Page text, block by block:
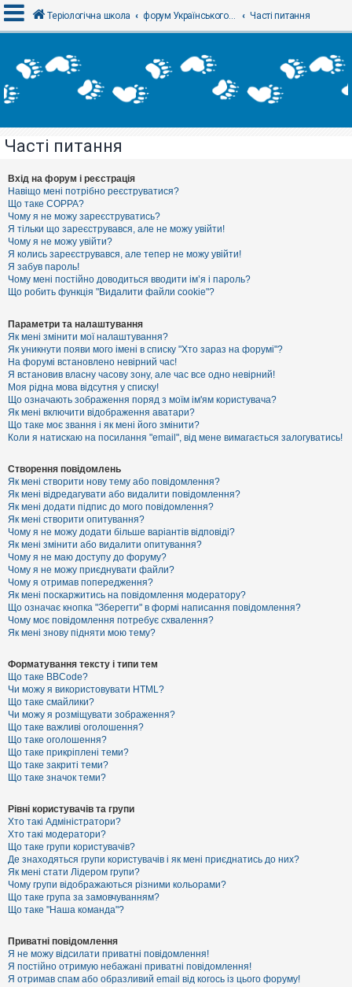
х
і
Р
є
с
т
р
а
ц
і
я
Т
м
и
б
е
з
в
і
д
п
о
в
і
е
й
А
к
т
и
в
н
і
т
е
м
и
П
о
ш
у
к
Д
о
п
о
г
а
Теріологічна школа форум Українського теріологічного товариства Часті питання
Часті питання
Вхід на форум і реєстрація
Навіщо мені потрібно реєструватися?
Що таке COPPA?
Чому я не можу зареєструватись?
Я тільки що зареєструвався, але не можу увійти!
Чому я не можу увійти?
Я колись зареєструвався, але тепер не можу увійти!
Я забув пароль!
Чому мені постійно доводиться вводити ім’я і пароль?
Що робить функція "Видалити файли cookie"?
Параметри та налаштування
Як мені змінити мої налаштування?
Як уникнути появи мого імені в списку "Хто зараз на форумі"?
На форумі встановлено невірний час!
Я встановив власну часову зону, але час все одно невірний!
Моя рідна мова відсутня у списку!
Що означають зображення поряд з моїм ім'ям користувача?
Як мені включити відображення аватари?
Що таке моє звання і як мені його змінити?
Коли я натискаю на посилання "email", від мене вимагається залогуватись!
Створення повідомлень
Як мені створити нову тему або повідомлення?
Як мені відредагувати або видалити повідомлення?
Як мені додати підпис до мого повідомлення?
Як мені створити опитування?
Чому я не можу додати більше варіантів відповіді?
Як мені змінити або видалити опитування?
Чому я не маю доступу до форуму?
Чому я не можу приєднувати файли?
Чому я отримав попередження?
Як мені поскаржитись на повідомлення модератору?
Що означає кнопка "Зберегти" в формі написання повідомлення?
Чому моє повідомлення потребує схвалення?
Як мені знову підняти мою тему?
Форматування тексту і типи тем
Що таке BBCode?
Чи можу я використовувати HTML?
Що таке смайлики?
Чи можу я розміщувати зображення?
Що таке важливі оголошення?
Що таке оголошення?
Що таке прикріплені теми?
Що таке закриті теми?
Що таке значок теми?
Рівні користувачів та групи
Хто такі Адміністратори?
Хто такі модератори?
Що таке групи користувачів?
Де знаходяться групи користувачів і як мені приєднатись до них?
Як мені стати Лідером групи?
Чому групи відображаються різними кольорами?
Що таке група за замовчуванням?
Що таке "Наша команда"?
Приватні повідомлення
Я не можу відсилати приватні повідомлення!
Я постійно отримую небажані приватні повідомлення!
Я отримав спам або образливий email від когось із цього форуму!